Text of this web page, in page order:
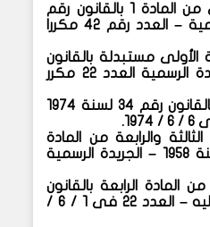
١) استبدلت الفقرة الأولى من المادة ١ بالقانون رقم
(١٦٥) لسنة ١٩٨١ جريدة رسمية – العدد رقم ٤٢ مكررا
الأولى مستبدلة بالقانون
رقم (١٠١) لسنة ١٩٨٠ الجريدة الرسمية العدد ٢٢ مكرر
٣) استبدلت المادة الثانية بالقانون رقم ٣٤ لسنة ١٩٧٤
الثالثة والرابعة من المادة
الرابعة بالقانون رقم ٧٥ لسنة ١٩٥٨ – الجريدة الرسمية
المادة الرابعة بالقانون
رقم ٢٦ لسنة ١٩٧٨ المشار إليه – العدد ٢٢ فى ١ / ٦ /